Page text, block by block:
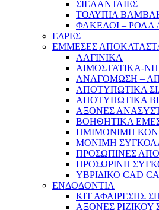
ΣΙΕΛΑΝΤΛΙΕΣ
ΤΟΛΥΠΙΑ
ΦΑΚΕΛΟΙ – ΡΟΛΑ
ΕΔΡΕΣ
ΕΜΜΕΣΕΣ
ΑΛΓΙΝΙΚΑ
ΑΙΜΟΣΤΑΤΙΚΑ-
ΑΝΑΓΟΜΩΣΗ –
ΑΠΟΤΥΠΩΤΙΚΑ
ΑΠΟΤΥΠΩΤΙΚΑ
ΑΞΟΝΕΣ
ΒΟΗΘΗΤΙΚΑ
ΗΜΙΜΟΝΙΜΗ
ΜΟΝΙΜΗ
ΠΡΟΣΩΠΙΝΕΣ
ΠΡΟΣΩΡΙΝΗ
ΥΒΡΙΔΙΚΟ CAD
ΕΝΔΟΔΟΝΤΙΑ
ΚΙΤ ΑΦΑΙΡΕΣΗΣ
ΑΞΟΝΕΣ